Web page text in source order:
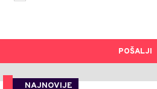
POŠALJI
NAJNOVIJE